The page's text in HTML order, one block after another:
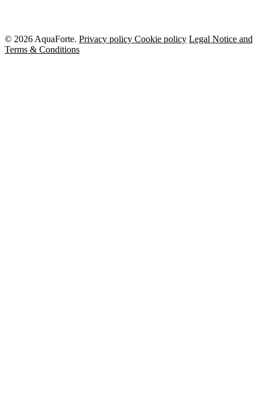
© 2026 AquaForte. Privacy policy Cookie policy Legal Notice and
Terms & Conditions